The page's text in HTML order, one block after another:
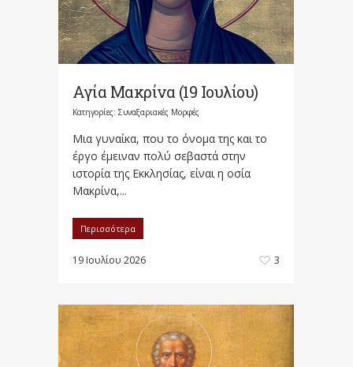
Αγία Μακρίνα (19 Ιουλίου)
Κατηγορίες: Συναξαριακές Μορφές
Μια γυναίκα, που το όνομα της και το
έργο έμειναν πολύ σεβαστά στην
ιστορία της Εκκλησίας, είναι η οσία
Μακρίνα,...
Περισσότερα
19 Ιουλίου 2026 3